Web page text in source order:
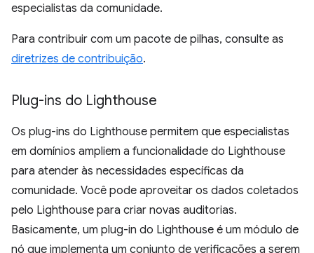
especialistas da comunidade.
Para contribuir com um pacote de pilhas, consulte as
diretrizes de contribuição.
Plug-ins do Lighthouse
Os plug-ins do Lighthouse permitem que especialistas
em domínios ampliem a funcionalidade do Lighthouse
para atender às necessidades específicas da
comunidade. Você pode aproveitar os dados coletados
pelo Lighthouse para criar novas auditorias.
Basicamente, um plug-in do Lighthouse é um módulo de
nó que implementa um conjunto de verificações a serem